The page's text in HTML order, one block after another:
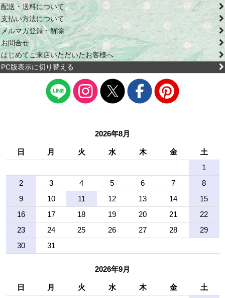
配送・送料について
支払い方法について
メルマガ登録・解除
お問合せ
はじめてご来店いただいたお客様へ
PC版表示に切り替える
2026年8月
日 月 火 水 木 金
土
1
2
3 4 5 6 7
8
9
10 11 12 13 14
15
16
17 18 19 20 21
22
23
24 25 26 27 28
29
30
31
2026年9月
日 月 火 水 木 金
土